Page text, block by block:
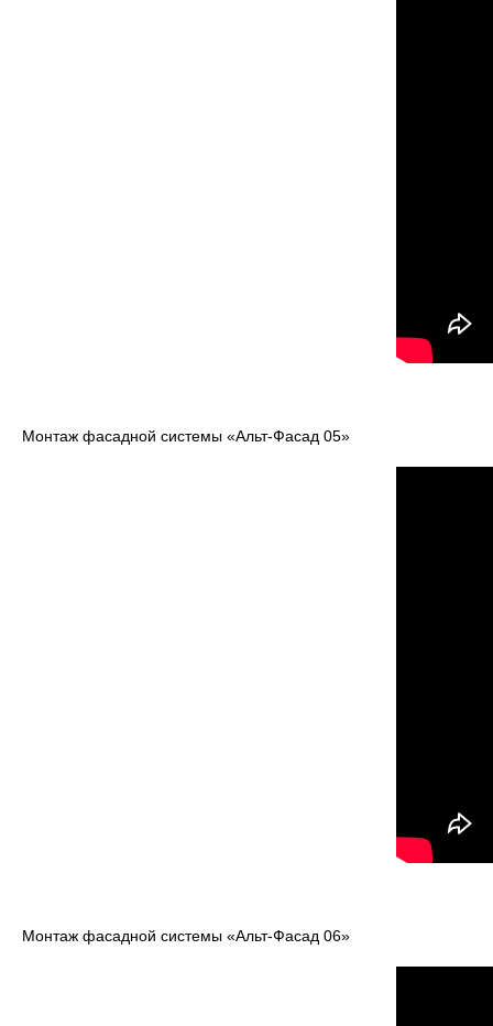
Монтаж фасадной системы «Альт-Фасад 05»
Монтаж фасадной системы «Альт-Фасад 06»